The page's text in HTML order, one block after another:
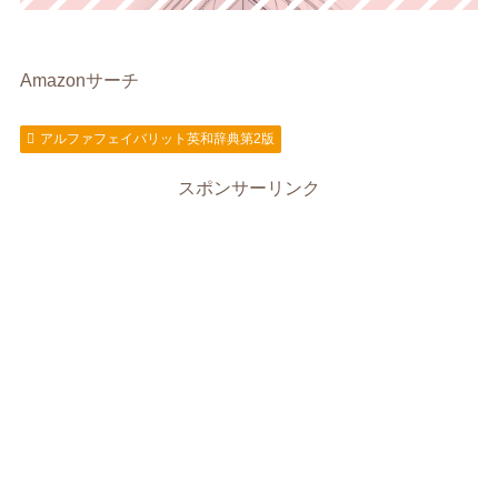
Amazonサーチ
アルファフェイバリット英和辞典第2版
スポンサーリンク